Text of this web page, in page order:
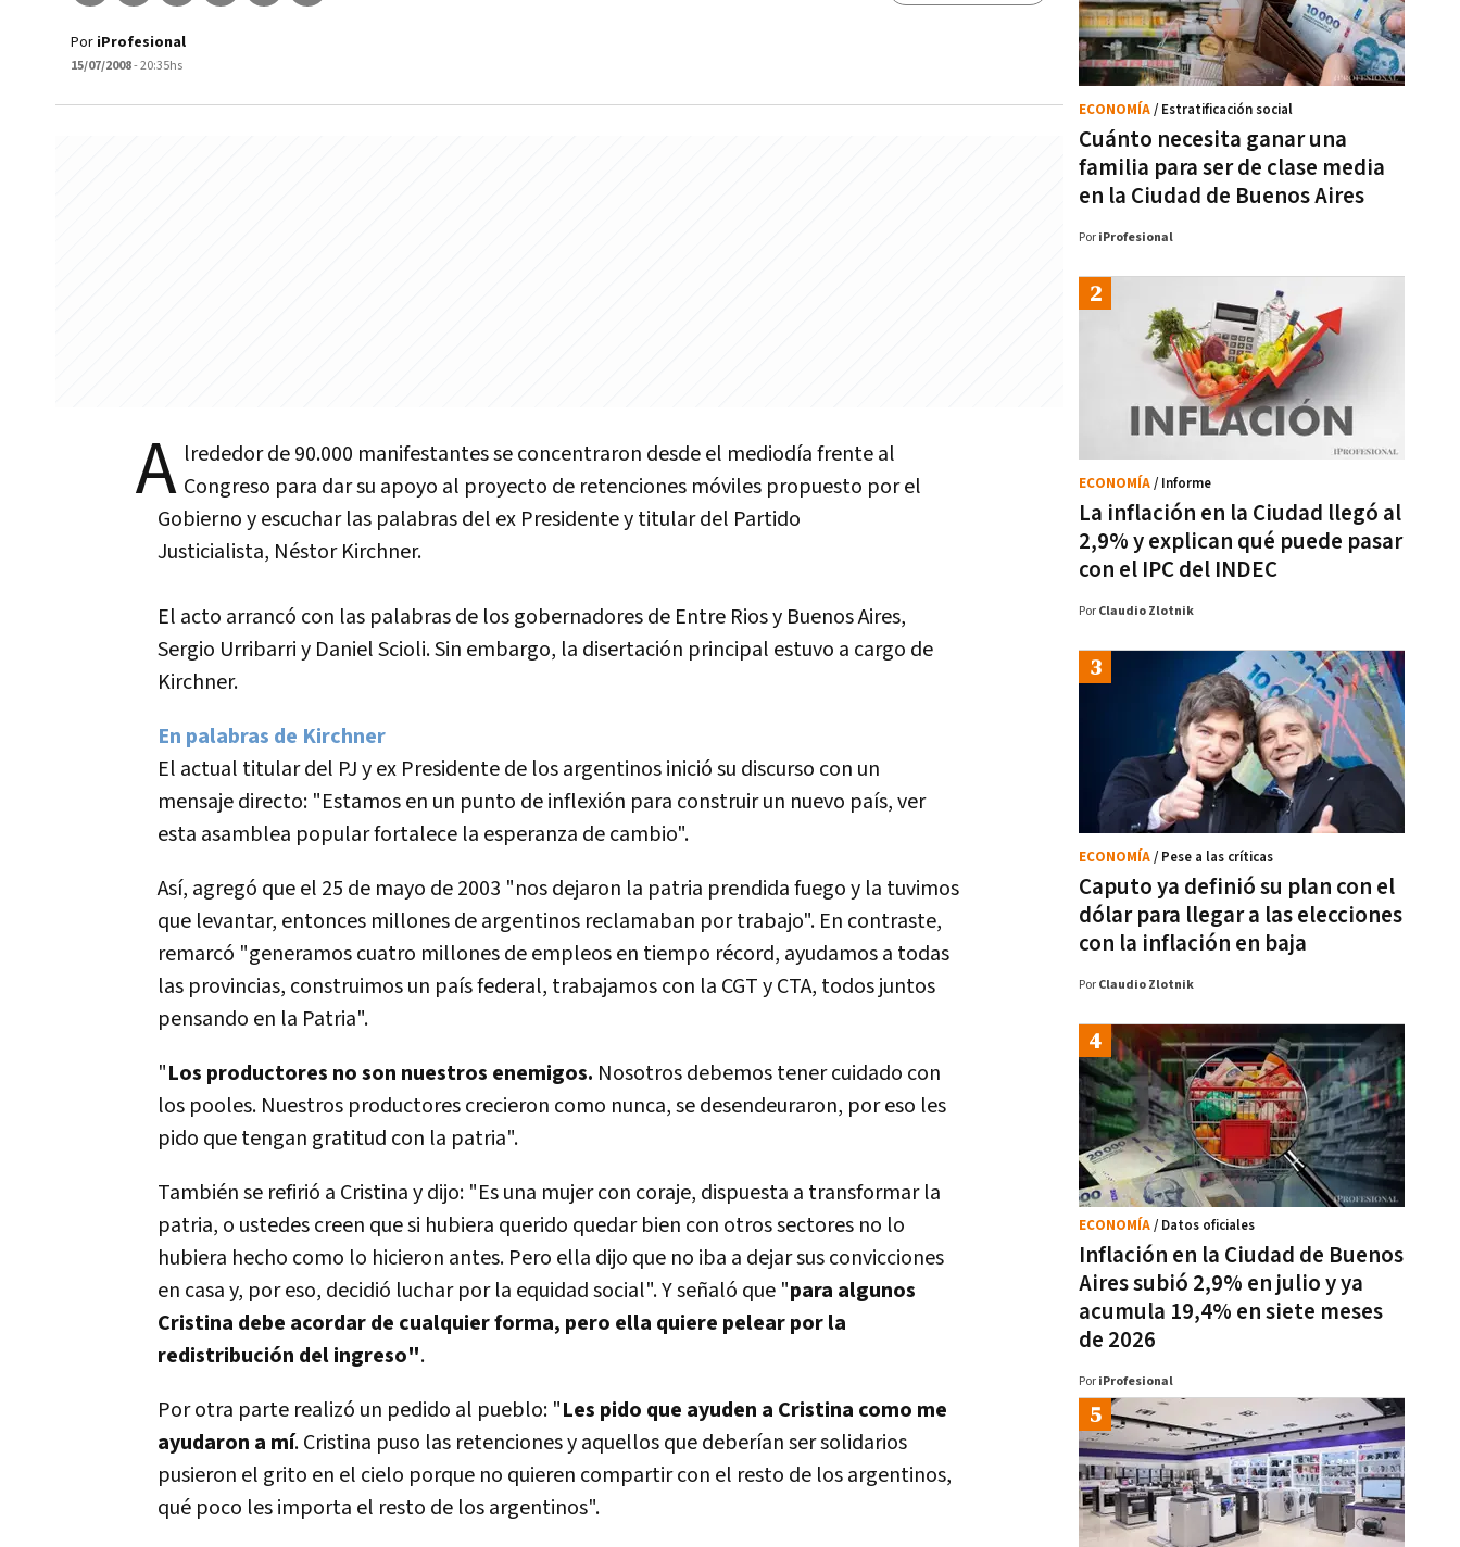
Por iProfesional
15/07/2008- 20:35hs
A lrededor de 90.000 manifestantes se concentraron desde el mediodí­a frente al
Congreso para dar su apoyo al proyecto de retenciones móviles propuesto por el
Gobierno y escuchar las palabras del ex Presidente y titular del Partido
Justicialista, Néstor Kirchner.
El acto arrancó con las palabras de los gobernadores de Entre Rios y Buenos Aires,
Sergio Urribarri y Daniel Scioli. Sin embargo, la disertación principal estuvo a cargo de
Kirchner.
En palabras de Kirchner
El actual titular del PJ y ex Presidente de los argentinos inició su discurso con un
mensaje directo: "Estamos en un punto de inflexión para construir un nuevo paí­s, ver
esta asamblea popular fortalece la esperanza de cambio".
Así­, agregó que el 25 de mayo de 2003 "nos dejaron la patria prendida fuego y la tuvimos
que levantar, entonces millones de argentinos reclamaban por trabajo". En contraste,
remarcó "generamos cuatro millones de empleos en tiempo récord, ayudamos a todas
las provincias, construimos un paí­s federal, trabajamos con la CGT y CTA, todos juntos
pensando en la Patria".
"Los productores no son nuestros enemigos. Nosotros debemos tener cuidado con
los pooles. Nuestros productores crecieron como nunca, se desendeuraron, por eso les
pido que tengan gratitud con la patria".
También se refirió a Cristina y dijo: "Es una mujer con coraje, dispuesta a transformar la
patria, o ustedes creen que si hubiera querido quedar bien con otros sectores no lo
hubiera hecho como lo hicieron antes. Pero ella dijo que no iba a dejar sus convicciones
en casa y, por eso, decidió luchar por la equidad social". Y señaló que "para algunos
Cristina debe acordar de cualquier forma, pero ella quiere pelear por la
redistribución del ingreso".
Por otra parte realizó un pedido al pueblo: "Les pido que ayuden a Cristina como me
ayudaron a mí­. Cristina puso las retenciones y aquellos que deberí­an ser solidarios
pusieron el grito en el cielo porque no quieren compartir con el resto de los argentinos,
qué poco les importa el resto de los argentinos".
Cuánto necesita ganar una
familia para ser de clase media
en la Ciudad de Buenos Aires
ECONOMÍA/ Estratificación social
Por iProfesional
La inflación en la Ciudad llegó al
2,9% y explican qué puede pasar
con el IPC del INDEC
ECONOMÍA/ Informe
Por Claudio Zlotnik
Caputo ya definió su plan con el
dólar para llegar a las elecciones
con la inflación en baja
ECONOMÍA/ Pese a las críticas
Por Claudio Zlotnik
Inflación en la Ciudad de Buenos
Aires subió 2,9% en julio y ya
acumula 19,4% en siete meses
de 2026
ECONOMÍA/ Datos oficiales
Por iProfesional